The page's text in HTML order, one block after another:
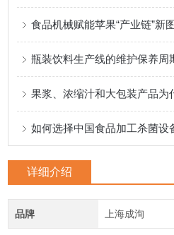
食品机械赋能苹果“产业链”新
瓶装饮料生产线的维护保养周
如何选择中国食品加工杀菌设
详细介绍
品牌 上海成洵